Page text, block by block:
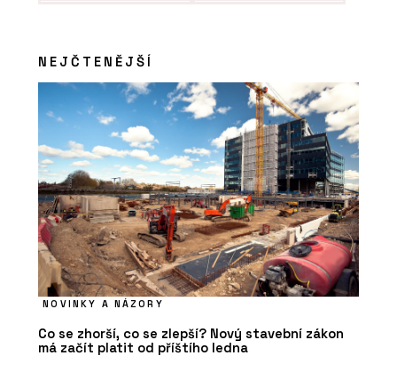
NEJČTENĚJŠÍ
NOVINKY A NÁZORY
Co se zhorší, co se zlepší? Nový stavební zákon
má začít platit od příštího ledna